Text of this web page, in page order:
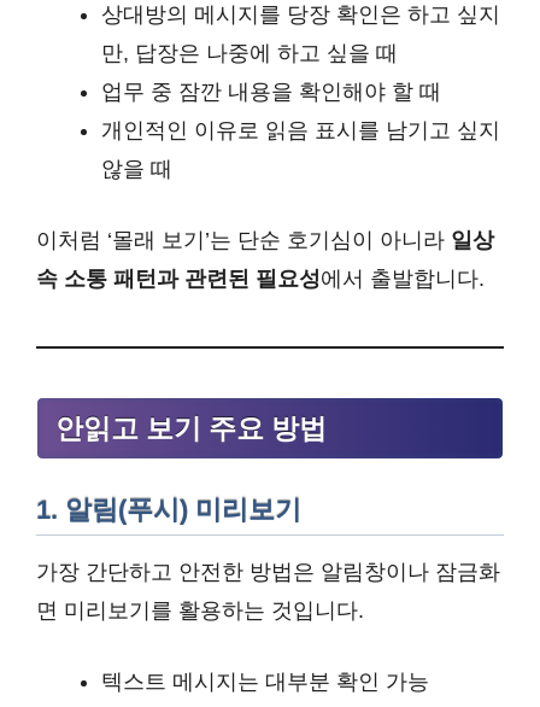
상대방의 메시지를 당장 확인은 하고 싶지
만, 답장은 나중에 하고 싶을 때
업무 중 잠깐 내용을 확인해야 할 때
개인적인 이유로 읽음 표시를 남기고 싶지
않을 때
이처럼 ‘몰래 보기’는 단순 호기심이 아니라 일상
속 소통 패턴과 관련된 필요성에서 출발합니다.
안읽고 보기 주요 방법
1. 알림(푸시) 미리보기
가장 간단하고 안전한 방법은 알림창이나 잠금화
면 미리보기를 활용하는 것입니다.
텍스트 메시지는 대부분 확인 가능